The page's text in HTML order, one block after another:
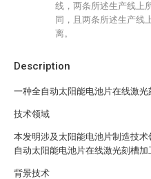
Description
一种全自动太阳能电池片在线激光
技术领域
本发明涉及太阳能电池片制造技
自动太阳能电池片在线激光刻槽加
背景技术
线，两条所述生产线上
同，且两条所述生产线
离。